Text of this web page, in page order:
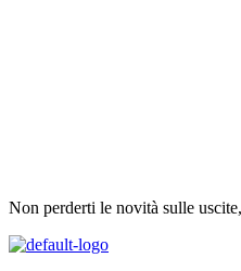
Non perderti le novità sulle